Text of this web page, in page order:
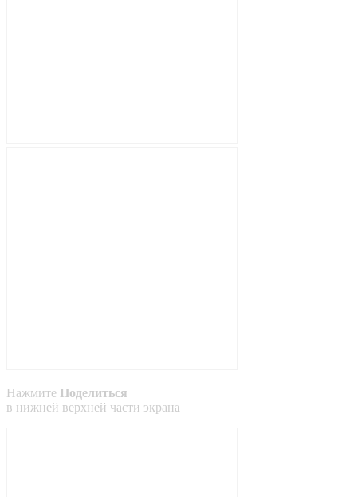
Нажмите Поделиться
в нижней верхней части экрана